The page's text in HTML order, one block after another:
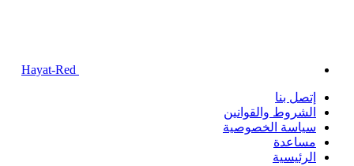
إتصل بنا
الشروط والقوانين
سياسة الخصوصية
مساعدة
الرئيسية